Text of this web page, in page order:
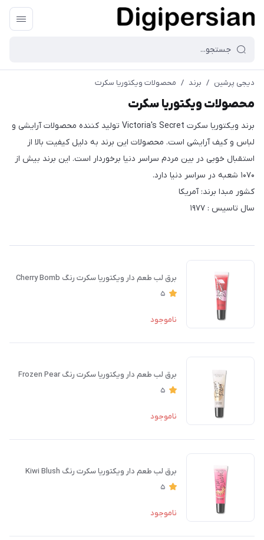
دیجی پرشین / برند / محصولات ویکتوریا سکرت
محصولات ویکتوریا سکرت
برند ویکتوریا سکرت Victoria's Secret تولید کننده محصولات آرایشی و
لباس و کیف آرایشی است. محصولات این برند به دلیل کیفیت بالا از
استقبال خوبی در بین مردم سراسر دنیا برخوردار است. این برند بیش از
۱۰۷۰ شعبه در سراسر دنیا دارد.
کشور مبدا برند: آمریکا
سال تاسیس : ۱۹۷۷
برق لب طعم دار ویکتوریا سکرت رنگ Cherry Bomb
5
ناموجود
برق لب طعم دار ویکتوریا سکرت رنگ Frozen Pear
5
ناموجود
برق لب طعم دار ویکتوریا سکرت رنگ Kiwi Blush
5
ناموجود